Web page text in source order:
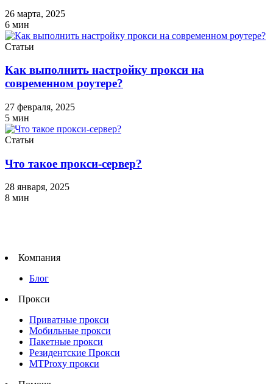
26 марта, 2025
6 мин
Статьи
Как выполнить настройку прокси на
современном роутере?
27 февраля, 2025
5 мин
Статьи
Что такое прокси-сервер?
28 января, 2025
8 мин
Компания
Блог
Прокси
Приватные прокси
Мобильные прокси
Пакетные прокси
Резидентские Прокси
MTProxy прокси